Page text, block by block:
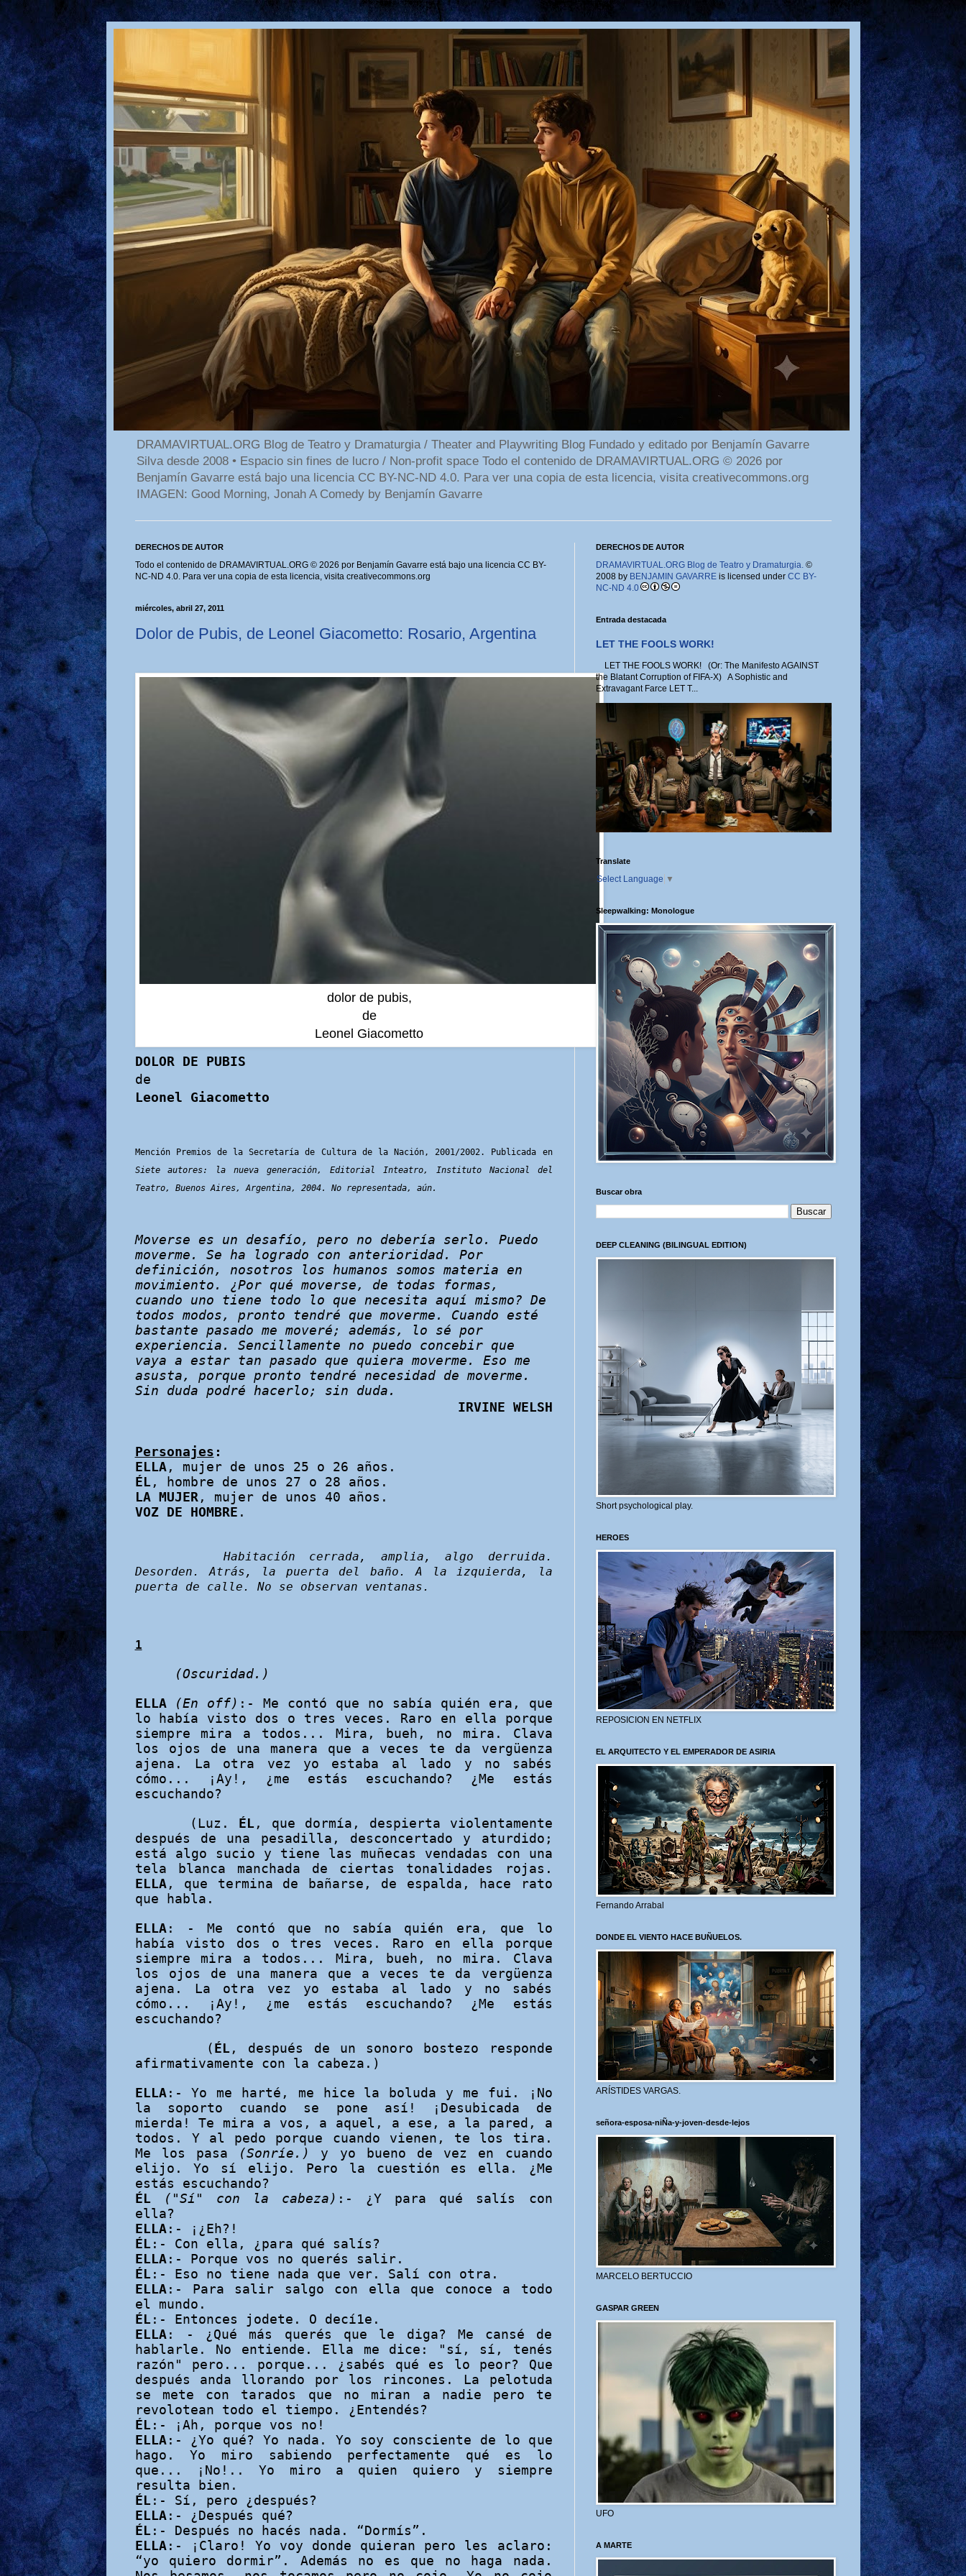
DRAMAVIRTUAL.ORG Blog de Teatro y Dramaturgia / Theater and Playwriting Blog Fundado y editado por Benjamín Gavarre
Silva desde 2008 • Espacio sin fines de lucro / Non-profit space Todo el contenido de DRAMAVIRTUAL.ORG © 2026 por
Benjamín Gavarre está bajo una licencia CC BY-NC-ND 4.0. Para ver una copia de esta licencia, visita creativecommons.org
IMAGEN: Good Morning, Jonah A Comedy by Benjamín Gavarre
DERECHOS DE AUTOR
Todo el contenido de DRAMAVIRTUAL.ORG © 2026 por Benjamín Gavarre está bajo una licencia CC BY-
NC-ND 4.0. Para ver una copia de esta licencia, visita creativecommons.org
miércoles, abril 27, 2011
Dolor de Pubis, de Leonel Giacometto: Rosario, Argentina
dolor de pubis,
de
Leonel Giacometto
DOLOR DE PUBIS
de
Leonel Giacometto
Mención Premios de la Secretaría de Cultura de la Nación, 2001/2002. Publicada en
Siete autores: la nueva generación, Editorial Inteatro, Instituto Nacional del
Teatro, Buenos Aires, Argentina, 2004. No representada, aún.
Moverse es un desafío, pero no debería serlo. Puedo
moverme. Se ha logrado con anterioridad. Por
definición, nosotros los humanos somos materia en
movimiento. ¿Por qué moverse, de todas formas,
cuando uno tiene todo lo que necesita aquí mismo? De
todos modos, pronto tendré que moverme. Cuando esté
bastante pasado me moveré; además, lo sé por
experiencia. Sencillamente no puedo concebir que
vaya a estar tan pasado que quiera moverme. Eso me
asusta, porque pronto tendré necesidad de moverme.
Sin duda podré hacerlo; sin duda.
IRVINE WELSH
Personajes :
ELLA, mujer de unos 25 o 26 años.
ÉL, hombre de unos 27 o 28 años.
LA MUJER , mujer de unos 40 años.
VOZ DE HOMBRE .
Habitación cerrada, amplia, algo derruida.
Desorden. Atrás, la puerta del baño. A la izquierda, la
puerta de calle. No se observan ventanas.
1
(Oscuridad.)
ELLA
(En off) :- Me contó que no sabía quién era, que
lo
había visto dos o tres veces. Raro en ella porque
siempre mira a todos... Mira, bueh, no mira. Clava
los
ojos de una manera que a veces te da vergüenza
ajena. La otra vez yo estaba al lado y no sabés
cómo... ¡Ay!, ¿me estás escuchando? ¿Me estás
escuchando?
(Luz. ÉL, que dormía, despierta violentamente
después de una pesadilla, desconcertado y aturdido;
está algo sucio y tiene las muñecas vendadas con una
tela blanca manchada de ciertas tonalidades rojas.
ELLA, que termina de bañarse, de espalda, hace rato
que habla.
ELLA: - Me contó que no sabía quién era, que lo
había visto dos o tres veces. Raro en ella porque
siempre mira a todos... Mira, bueh, no mira. Clava
los
ojos de una manera que a veces te da vergüenza
ajena. La otra vez yo estaba al lado y no sabés
cómo... ¡Ay!, ¿me estás escuchando? ¿Me estás
escuchando?
(ÉL, después de un sonoro bostezo responde
afirmativamente con la cabeza.)
ELLA:- Yo me harté, me hice la
boluda y me fui. ¡No
la soporto cuando se pone así! ¡Desubicada de
mierda! Te mira a vos, a aquel, a ese, a la pared, a
todos. Y al pedo porque cuando vienen, te los tira.
Me los pasa
(Sonríe.)
y yo bueno de vez en cuando
elijo. Yo sí elijo. Pero la cuestión es ella. ¿Me
estás escuchando?
ÉL
("Sí" con la cabeza) :- ¿Y para qué salís con
ella?
ELLA:- ¡¿Eh?!
ÉL:- Con ella, ¿para qué salís?
ELLA:- Porque vos no querés salir.
ÉL:- Eso no tiene nada que ver. Salí con otra.
ELLA:- Para salir salgo con ella
que conoce a todo
el
mundo.
ÉL:- Entonces jodete. O decí1e.
ELLA: - ¿Qué más querés que le diga? Me cansé de
hablarle. No entiende. Ella me dice: "sí, sí, tenés
razón" pero... porque... ¿sabés qué es lo peor? Que
después anda llorando por los rincones. La pelotuda
se mete con tarados que no miran a nadie pero te
revolotean todo el tiempo. ¿Entendés?
ÉL:- ¡Ah, porque vos no!
ELLA:- ¿Yo qué? Yo nada. Yo soy consciente de lo que
hago. Yo miro sabiendo perfectamente qué es lo
que... ¡No!.. Yo miro a quien quiero y siempre
resulta bien.
ÉL:- Sí, pero ¿después?
ELLA:- ¿Después qué?
ÉL:- Después no hacés nada. “Dormís”.
ELLA:- ¡Claro! Yo voy donde quieran pero les aclaro:
“yo quiero dormir”. Además no es que no haga nada.
DERECHOS DE AUTOR
DRAMAVIRTUAL.ORG Blog de Teatro y Dramaturgia.©
2008 by BENJAMIN GAVARREis licensed under CC BY-
NC-ND 4.0
Entrada destacada
LET THE FOOLS WORK!
LET THE FOOLS WORK! (Or: The Manifesto AGAINST
the Blatant Corruption of FIFA-X) A Sophistic and
Extravagant Farce LET T...
Translate
Select Language ▼
Sleepwalking: Monologue
Buscar obra
DEEP CLEANING (BILINGUAL EDITION)
Short psychological play.
HEROES
REPOSICION EN NETFLIX
EL ARQUITECTO Y EL EMPERADOR DE ASIRIA
Fernando Arrabal
DONDE EL VIENTO HACE BUÑUELOS.
ARÍSTIDES VARGAS.
señora-esposa-niÑa-y-joven-desde-lejos
MARCELO BERTUCCIO
GASPAR GREEN
UFO
A MARTE